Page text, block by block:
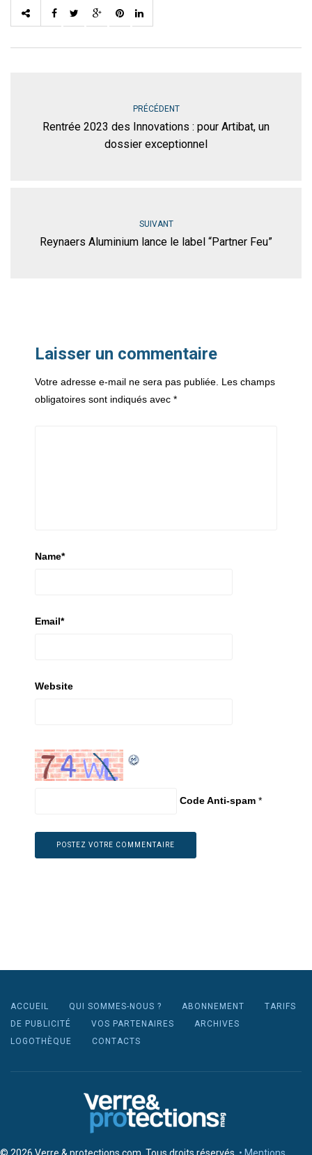
PRÉCÉDENT
Rentrée 2023 des Innovations : pour Artibat, un
dossier exceptionnel
SUIVANT
Reynaers Aluminium lance le label “Partner Feu”
Laisser un commentaire
Votre adresse e-mail ne sera pas publiée. Les champs
obligatoires sont indiqués avec *
Name*
Email*
Website
Code Anti-spam *
ACCUEIL QUI SOMMES-NOUS ? ABONNEMENT
TARIFS
DE PUBLICITÉ
VOS PARTENAIRES
ARCHIVES
LOGOTHÈQUE
CONTACTS